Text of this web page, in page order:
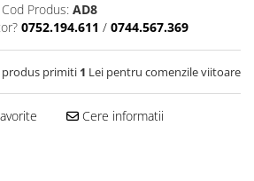
Cod Produs: AD8
0752.194.611 / 0744.567.369
produs primiti 1 Lei pentru comenzile viitoare
Cere informatii